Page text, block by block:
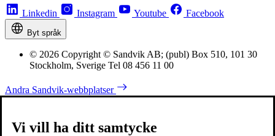
Linkedin Instagram Youtube Facebook
Byt språk
© 2026 Copyright © Sandvik AB; (publ) Box 510, 101 30
Stockholm, Sverige Tel 08 456 11 00
Andra Sandvik-webbplatser
Vi vill ha ditt samtycke